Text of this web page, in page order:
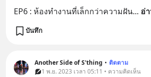
EP6 : ห้องทำงานที่เล็กกว่าความฝัน... อ่
บันทึก
Another Side of S'thing • ติดตาม
1 พ.ย. 2023 เวลา 05:11 • ความคิดเห็น